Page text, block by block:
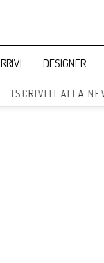
DESIGNER
ALLA